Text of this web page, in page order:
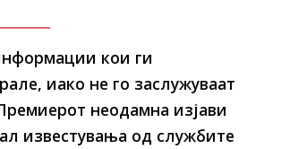
кои ги
иако не го заслужуваат
неодамна изјави
известувања од службите